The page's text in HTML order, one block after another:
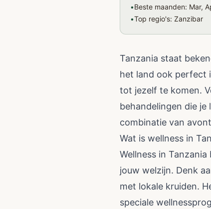
•Beste maanden: Mar,
•Top regio's: Zanzibar
Tanzania staat
het land ook perfect
tot jezelf te komen.
behandelingen die je
combinatie van
Wat is wellness in
Wellness in
jouw welzijn. Denk
met lokale kruiden.
speciale